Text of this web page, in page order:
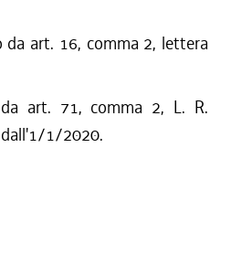
da art. 16, comma 2, lettera
art. 71, comma 2, L. R.
1/2020.